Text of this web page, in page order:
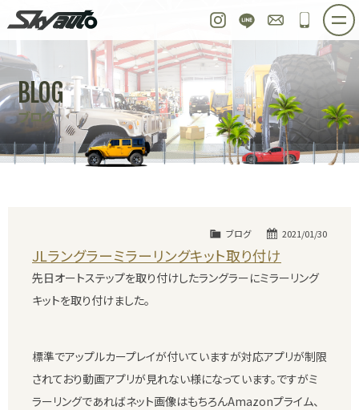
Instagram
LINE お問い合わせ
048-
ホーム 在庫車情報 ご購入プラン
整備作業実例 パーツ販売 買取＆オーダー
店舗紹介 工場紹介 会社概要
スタッフ紹介 求人情報 公式ブログ
BLOG
ブログ
2021/01/30
ブログ
JLラングラーミラーリングキット取り付け
先日オートステップを取り付けしたラングラーにミラーリング
キットを取り付けました。
標準でアップルカープレイが付いていますが対応アプリが制限
されており動画アプリが見れない様になっています。ですがミ
ラーリングであればネット画像はもちろんAmazonプライム、